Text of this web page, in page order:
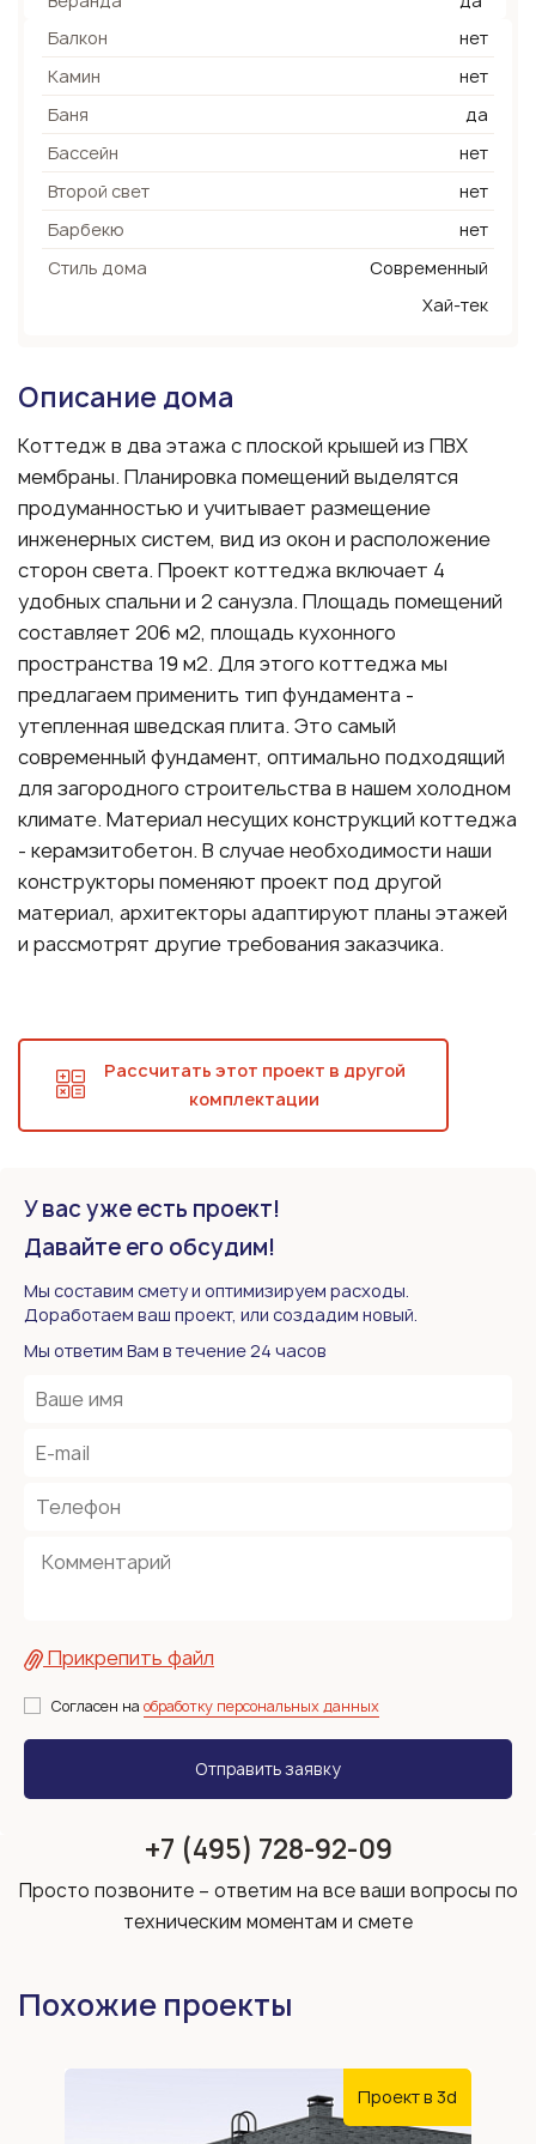
Балкон
нет
Камин
нет
Баня
да
Бассейн
нет
Второй свет
нет
Барбекю
нет
Стиль дома
Современный
Хай-тек
Описание дома
Коттедж в два этажа с плоской крышей из ПВХ
мембраны. Планировка помещений выделятся
продуманностью и учитывает размещение
инженерных систем, вид из окон и расположение
сторон света. Проект коттеджа включает 4
удобных спальни и 2 санузла. Площадь помещений
составляет 206 м2, площадь кухонного
пространства 19 м2. Для этого коттеджа мы
предлагаем применить тип фундамента -
утепленная шведская плита. Это самый
современный фундамент, оптимально подходящий
для загородного строительства в нашем холодном
климате. Материал несущих конструкций коттеджа
- керамзитобетон. В случае необходимости наши
конструкторы поменяют проект под другой
материал, архитекторы адаптируют планы этажей
и рассмотрят другие требования заказчика.
Рассчитать этот проект в другой
комплектации
У вас уже есть проект!
Давайте его обсудим!
Мы составим смету и оптимизируем расходы.
Доработаем ваш проект, или создадим новый.
Мы ответим Вам в течение 24 часов
Прикрепить файл
Согласен на обработку персональных данных
+7 (495) 728-92-09
Просто позвоните – ответим на все ваши вопросы по
техническим моментам и смете
Похожие проекты
Проект в 3d